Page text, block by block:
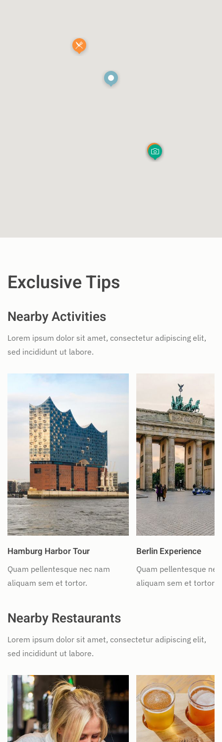
Exclusive Tips
Nearby Activities
Lorem ipsum dolor sit amet, consectetur adipiscing elit,
sed incididunt ut labore.
Hamburg Harbor Tour
Quam pellentesque nec nam
aliquam sem et tortor.
Berlin Experience
Quam pellentesque
aliquam sem et tortor.
Nearby Restaurants
Lorem ipsum dolor sit amet, consectetur adipiscing elit,
sed incididunt ut labore.